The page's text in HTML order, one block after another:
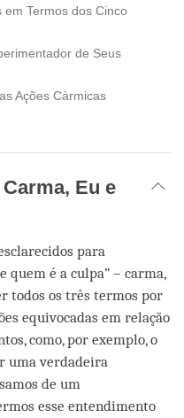
Termos dos Cinco
de Seus
Ações Cármicas
Eu e
para
quem é a culpa” – carma,
todos os três termos por
equivocadas em relação
como, por exemplo, o
uma verdadeira
de um
esse entendimento